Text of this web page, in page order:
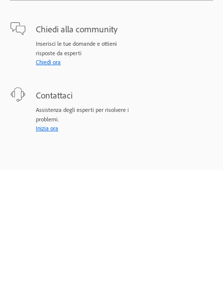
Chiedi alla community
Inserisci le tue domande e ottieni
risposte da esperti
Chiedi ora
Contattaci
Assistenza degli esperti per risolvere i
problemi.
Inizia ora